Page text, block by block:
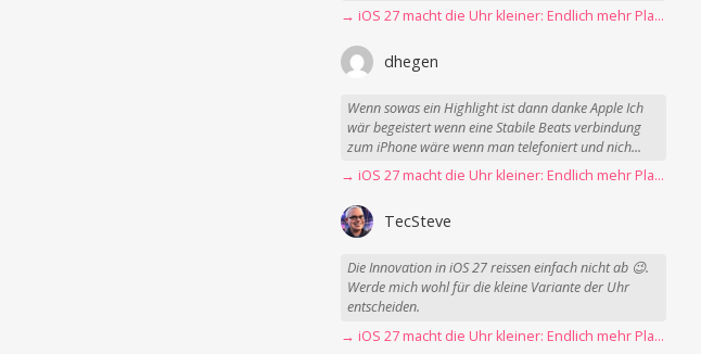
→ iOS 27 macht die Uhr kleiner: Endlich mehr Platz fürs Hintergrundbild
dhegen
Wenn sowas ein Highlight ist dann danke Apple Ich
wär begeistert wenn eine Stabile Beats verbindung
zum iPhone wäre wenn man telefoniert und nich...
→ iOS 27 macht die Uhr kleiner: Endlich mehr Platz fürs Hintergrundbild
TecSteve
Die Innovation in iOS 27 reissen einfach nicht ab 😉.
Werde mich wohl für die kleine Variante der Uhr
entscheiden.
→ iOS 27 macht die Uhr kleiner: Endlich mehr Platz fürs Hintergrundbild